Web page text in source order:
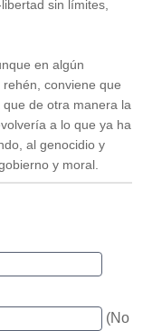
sin límites,
en algún
conviene que
de otra manera la
a lo que ya ha
al genocidio y
y moral.
(No